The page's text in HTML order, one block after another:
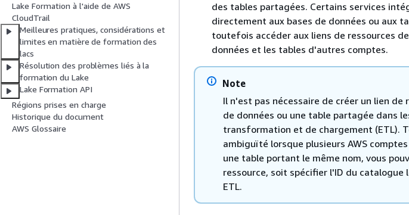
Lake Formation à l'aide de AWS
CloudTrail
Meilleures pratiques, considérations et
limites en matière de formation des
lacs
Résolution des problèmes liés à la
formation du Lake
Lake Formation API
Régions prises en charge
Historique du document
AWS Glossaire
des tables partagées. Certains services
directement aux bases de données ou aux
toutefois accéder aux liens de ressources
données et les tables d'autres comptes.
Note
Il n'est pas nécessaire de créer un lien
de données ou une table partagée dans
transformation et de chargement (ETL).
ambiguïté lorsque plusieurs AWS
une table portant le même nom, vous
ressource, soit spécifier l'ID du catalogue
ETL.